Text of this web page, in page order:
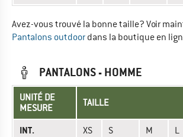
Avez-vous trouvé la bonne taille? Voir
Pantalons outdoor dans la boutique en
PANTALONS - HOMME
UNITÉ DE
MESURE
TAILLE
INT. XS S M L